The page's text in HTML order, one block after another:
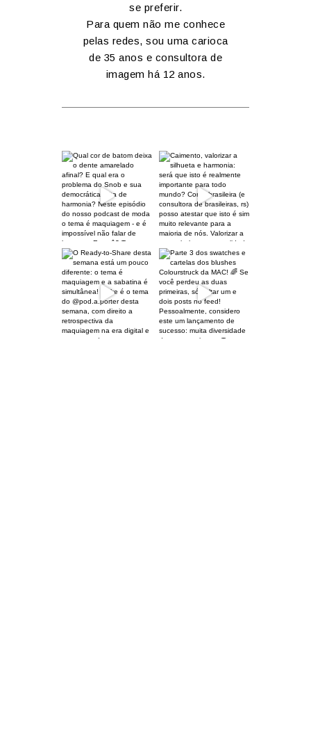
se preferir.
Para quem não me conhece
pelas redes, sou uma carioca
de 35 anos e consultora de
imagem há 12 anos.